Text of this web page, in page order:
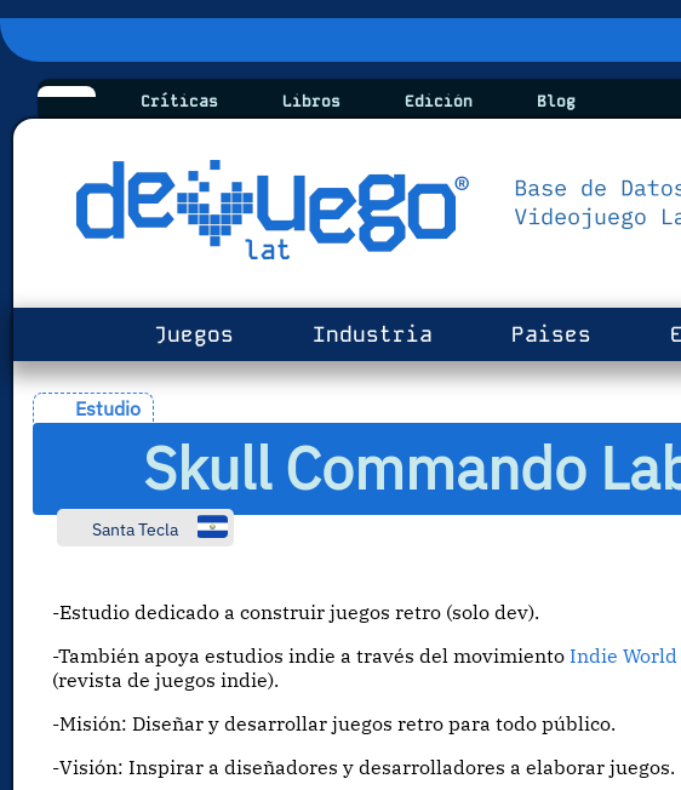
Críticas Libros Edición Blog
Juegos Industria Paises
Estudio
Skull Commando
Santa Tecla
-Estudio dedicado a construir juegos retro (solo dev).
-También apoya estudios indie a través del movimientoIndie
(revista de juegos indie).
-Misión: Diseñar y desarrollar juegos retro para todo público.
-Visión: Inspirar a diseñadores y desarrolladores a elaborar juegos.